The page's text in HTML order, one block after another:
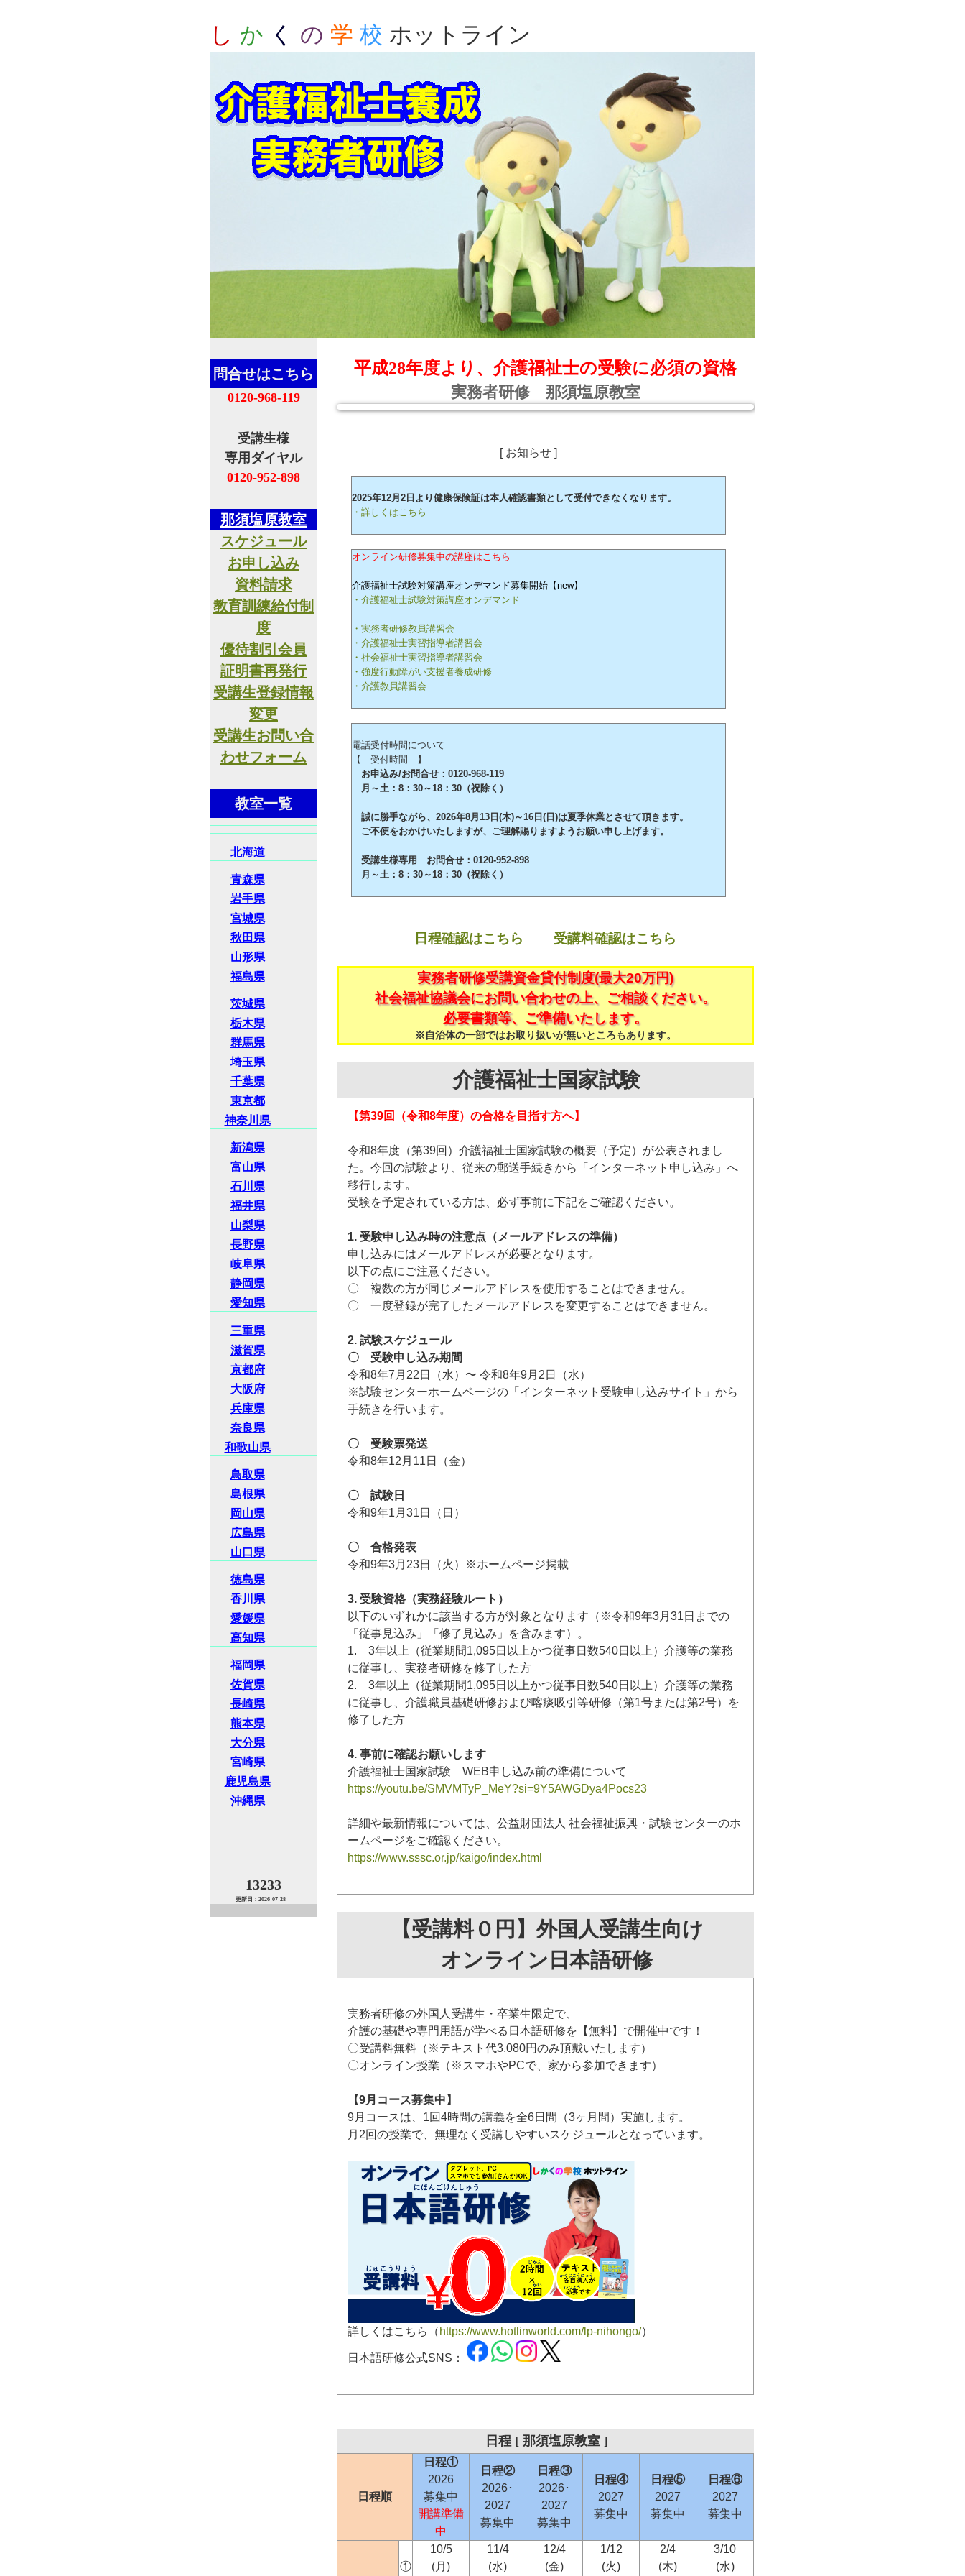
し か く の 学 校 ホットライン
平成28年度より、介護福祉士の受験に必須の資格
実務者研修 那須塩原教室
[ お知らせ ]
2025年12月2日より健康保険証は本人確認書類として受付できなくなります。
・詳しくはこちら
オンライン研修募集中の講座はこちら
介護福祉士試験対策講座オンデマンド募集開始【new】
・介護福祉士試験対策講座オンデマンド
・実務者研修教員講習会
・介護福祉士実習指導者講習会
・社会福祉士実習指導者講習会
・強度行動障がい支援者養成研修
・介護教員講習会
電話受付時間について
【 受付時間 】
お申込み/お問合せ：0120-968-119
月～土：8：30～18：30（祝除く）
誠に勝手ながら、2026年8月13日(木)～16日(日)は夏季休業とさせて頂きます。
ご不便をおかけいたしますが、ご理解賜りますようお願い申し上げます。
受講生様専用 お問合せ：0120-952-898
月～土：8：30～18：30（祝除く）
日程確認はこちら 受講料確認はこちら
実務者研修受講資金貸付制度(最大20万円)
社会福祉協議会にお問い合わせの上、ご相談ください。
必要書類等、ご準備いたします。
※自治体の一部ではお取り扱いが無いところもあります。
介護福祉士国家試験
【第39回（令和8年度）の合格を目指す方へ】
令和8年度（第39回）介護福祉士国家試験の概要（予定）が公表されまし
た。今回の試験より、従来の郵送手続きから「インターネット申し込み」へ
移行します。
受験を予定されている方は、必ず事前に下記をご確認ください。
1. 受験申し込み時の注意点（メールアドレスの準備）
申し込みにはメールアドレスが必要となります。
以下の点にご注意ください。
〇 複数の方が同じメールアドレスを使用することはできません。
〇 一度登録が完了したメールアドレスを変更することはできません。
2. 試験スケジュール
〇 受験申し込み期間
令和8年7月22日（水）〜 令和8年9月2日（水）
※試験センターホームページの「インターネット受験申し込みサイト」から
手続きを行います。
〇 受験票発送
令和8年12月11日（金）
〇 試験日
令和9年1月31日（日）
〇 合格発表
令和9年3月23日（火）※ホームページ掲載
3. 受験資格（実務経験ルート）
以下のいずれかに該当する方が対象となります（※令和9年3月31日までの
「従事見込み」「修了見込み」を含みます）。
1. 3年以上（従業期間1,095日以上かつ従事日数540日以上）介護等の業務
に従事し、実務者研修を修了した方
2. 3年以上（従業期間1,095日以上かつ従事日数540日以上）介護等の業務
に従事し、介護職員基礎研修および喀痰吸引等研修（第1号または第2号）を
修了した方
4. 事前に確認お願いします
介護福祉士国家試験 WEB申し込み前の準備について
https://youtu.be/SMVMTyP_MeY?si=9Y5AWGDya4Pocs23
詳細や最新情報については、公益財団法人 社会福祉振興・試験センターのホ
ームページをご確認ください。
https://www.sssc.or.jp/kaigo/index.html
【受講料０円】外国人受講生向け
オンライン日本語研修
実務者研修の外国人受講生・卒業生限定で、
介護の基礎や専門用語が学べる日本語研修を【無料】で開催中です！
〇受講料無料（※テキスト代3,080円のみ頂戴いたします）
〇オンライン授業（※スマホやPCで、家から参加できます）
【9月コース募集中】
9月コースは、1回4時間の講義を全6日間（3ヶ月間）実施します。
月2回の授業で、無理なく受講しやすいスケジュールとなっています。
詳しくはこちら（ https://www.hotlinworld.com/lp-nihongo/）
日本語研修公式SNS：
日程 [ 那須塩原教室 ]
日程順
日程①
2026
募集中
開講準備
中
日程②
2026･
2027
募集中
日程③
2026･
2027
募集中
日程④
2027
募集中
日程⑤
2027
募集中
日程⑥
2027
募集中
①
10/5
(月)
11/4
(水)
12/4
(金)
1/12
(火)
2/4
(木)
3/10
(水)
問合せはこちら
0120-968-119
受講生様
専用ダイヤル
0120-952-898
那須塩原教室
スケジュール
お申し込み
資料請求
教育訓練給付制
度
優待割引会員
証明書再発行
受講生登録情報
変更
受講生お問い合
わせフォーム
教室一覧
北海道
青森県
岩手県
宮城県
秋田県
山形県
福島県
茨城県
栃木県
群馬県
埼玉県
千葉県
東京都
神奈川県
新潟県
富山県
石川県
福井県
山梨県
長野県
岐阜県
静岡県
愛知県
三重県
滋賀県
京都府
大阪府
兵庫県
奈良県
和歌山県
鳥取県
島根県
岡山県
広島県
山口県
徳島県
香川県
愛媛県
高知県
福岡県
佐賀県
長崎県
熊本県
大分県
宮崎県
鹿児島県
沖縄県
13233
更新日：2026-07-28